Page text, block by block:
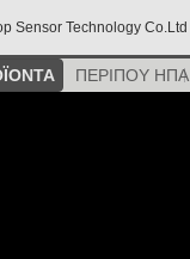
Sensor Technology Co.Ltd
ΠΕΡΙΠΟΥ ΗΠΑ